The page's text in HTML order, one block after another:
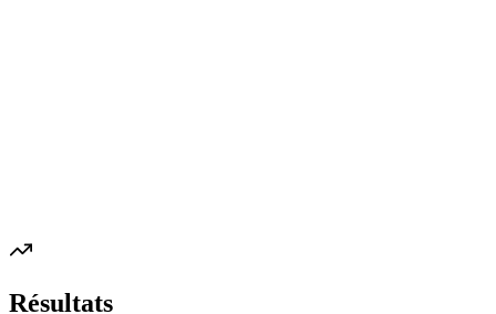
Résultats